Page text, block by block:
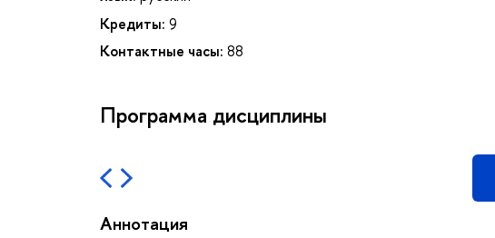
Кредиты: 9
Контактные часы: 88
Программа дисциплины
Аннотация